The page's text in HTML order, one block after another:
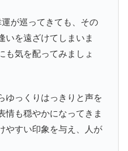
が巡ってきても、その
いを遠ざけてしまいま
も気を配ってみましょ
ゆっくりはっきりと声を
情も穏やかになってきま
やすい印象を与え、人が